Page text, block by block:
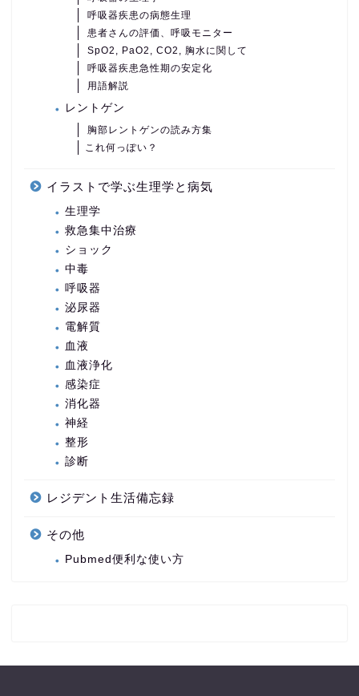
呼吸器疾患の病態生理
患者さんの評価、呼吸モニター
SpO2, PaO2, CO2, 胸水に関して
呼吸器疾患急性期の安定化
用語解説
レントゲン
胸部レントゲンの読み方集
これ何っぽい？
イラストで学ぶ生理学と病気
生理学
救急集中治療
ショック
中毒
呼吸器
泌尿器
電解質
血液
血液浄化
感染症
消化器
神経
整形
診断
レジデント生活備忘録
その他
Pubmed便利な使い方